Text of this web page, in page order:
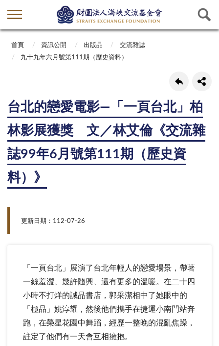
首頁 資訊公開 出版品
交流雜誌
九十九年六月號第111期（歷史資料）
台北的戀愛電影—「一頁台北」柏
林影展獲獎 文／林艾倫《交流雜
誌99年6月號第111期（歷史資
料）》
更新日期：112-07-26
「一頁台北」展演了台北年輕人的戀愛場景，帶著
一絲羞澀、幾許隨興、還有更多的溫暖。在二十四
小時不打烊的誠品書店，郭采潔相中了她眼中的
「極品」姚淳耀，然後他們攜手在捷運小南門站奔
跑，在榮星花園中舞蹈，經歷一整晚的混亂焦躁，
註定了他們有一天會互相擁抱。